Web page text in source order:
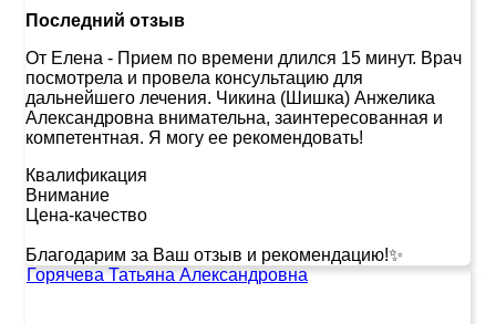
Последний отзыв
От Елена - Прием по времени длился 15 минут. Врач
посмотрела и провела консультацию для
дальнейшего лечения. Чикина (Шишка) Анжелика
Александровна внимательна, заинтересованная и
компетентная. Я могу ее рекомендовать!
Квалификация
Внимание
Цена-качество
Благодарим за Ваш отзыв и рекомендацию!✨
Горячева Татьяна Александровна